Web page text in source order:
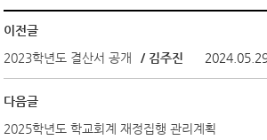
이전글
2023학년도 결산서 공개
/ 김주진
다음글
2025학년도 학교회계 재정집행 관리계획